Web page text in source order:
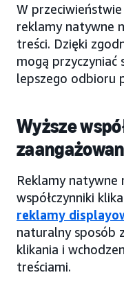
W
reklamy natywne
treści. Dzięki
mogą przyczyniać
lepszego odbioru
Wyższe
Reklamy natywne
współczynniki
reklamy
naturalny sposób
klikania i
treściami.